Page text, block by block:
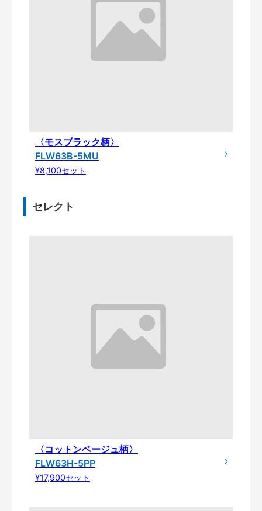
〈モスブラック柄〉
FLW63B-5MU
¥8,100セット
セレクト
〈コットンベージュ柄〉
FLW63H-5PP
¥17,900セット